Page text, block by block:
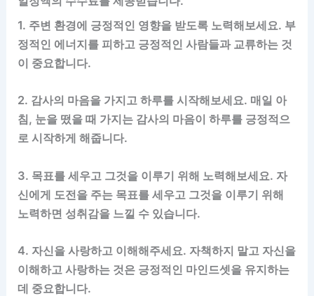
1. 주변 환경에 긍정적인 영향을 받도록 노력해보세요. 부
정적인 에너지를 피하고 긍정적인 사람들과 교류하는 것
이 중요합니다.
2. 감사의 마음을 가지고 하루를 시작해보세요. 매일 아
침, 눈을 떴을 때 가지는 감사의 마음이 하루를 긍정적으
로 시작하게 해줍니다.
3. 목표를 세우고 그것을 이루기 위해 노력해보세요. 자
신에게 도전을 주는 목표를 세우고 그것을 이루기 위해
노력하면 성취감을 느낄 수 있습니다.
4. 자신을 사랑하고 이해해주세요. 자책하지 말고 자신을
이해하고 사랑하는 것은 긍정적인 마인드셋을 유지하는
데 중요합니다.